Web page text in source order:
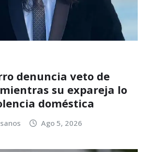
denuncia veto de
su expareja lo
doméstica
Ago 5, 2026